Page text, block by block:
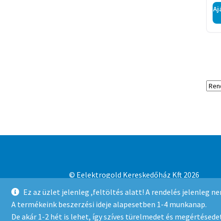
Ez az üzlet jelenleg ,feltöltés alatt! A rendelés jelenleg
A termékeink beszerzési ideje alapesetben 1-4 munkanap.
De akár 1-2 hét is lehet, így szíves türelmedet és
© Eelektrogold Kereskedőház Kft 2026
Adatvédelmi irányelvek
Built with